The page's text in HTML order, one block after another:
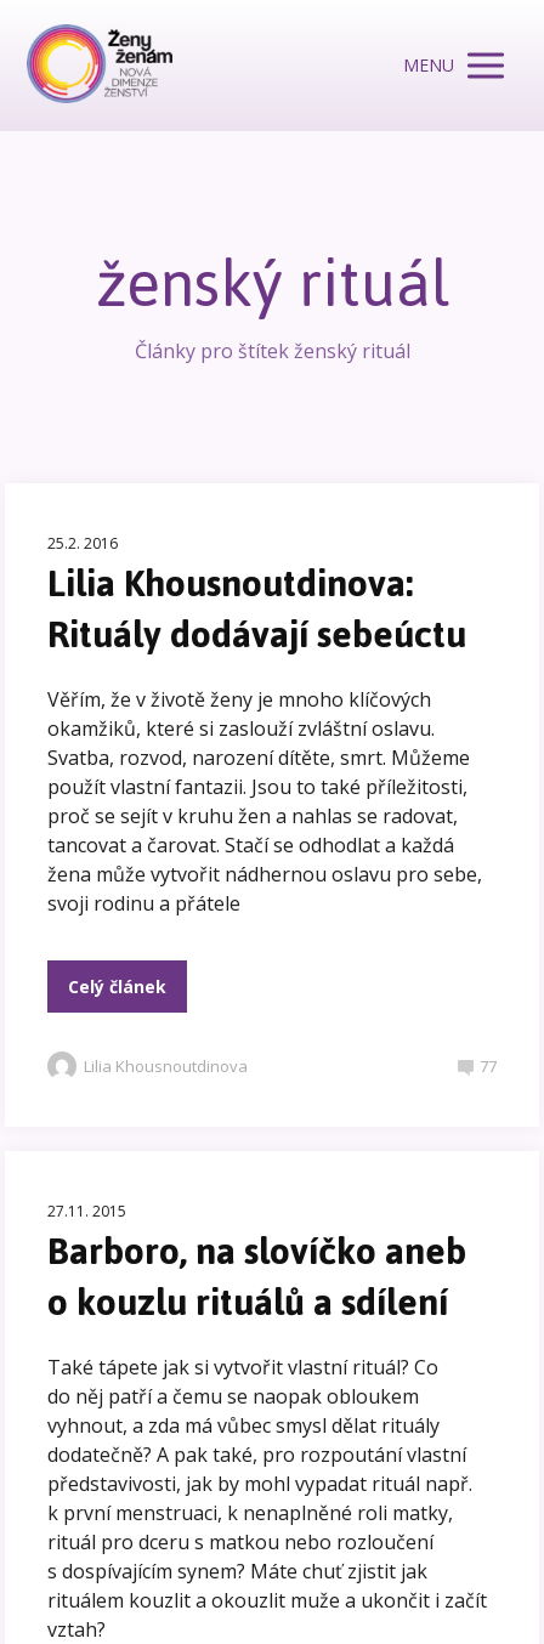
MENU
ženský rituál
Články pro štítek ženský rituál
25.2. 2016
Lilia Khousnoutdinova:
Rituály dodávají sebeúctu
Věřím, že v životě ženy je mnoho klíčových
okamžiků, které si zaslouží zvláštní oslavu.
Svatba, rozvod, narození dítěte, smrt. Můžeme
použít vlastní fantazii. Jsou to také příležitosti,
proč se sejít v kruhu žen a nahlas se radovat,
tancovat a čarovat. Stačí se odhodlat a každá
žena může vytvořit nádhernou oslavu pro sebe,
svoji rodinu a přátele
Celý článek
Lilia Khousnoutdinova 77
27.11. 2015
Barboro, na slovíčko aneb
o kouzlu rituálů a sdílení
Také tápete jak si vytvořit vlastní rituál? Co
do něj patří a čemu se naopak obloukem
vyhnout, a zda má vůbec smysl dělat rituály
dodatečně? A pak také, pro rozpoutání vlastní
představivosti, jak by mohl vypadat rituál např.
k první menstruaci, k nenaplněné roli matky,
rituál pro dceru s matkou nebo rozloučení
s dospívajícím synem? Máte chuť zjistit jak
rituálem kouzlit a okouzlit muže a ukončit i začít
vztah?